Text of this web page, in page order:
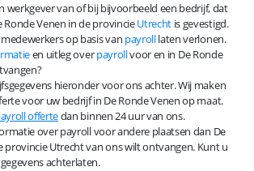
werkgever van of bij bijvoorbeeld een bedrijf, dat
Ronde Venen in de provincieUtrecht is gevestigd.
op basis van payrolllaten verlonen.
en uitleg overpayrollvoor en in De Ronde
hieronder voor ons achter. Wij maken
voor uw bedrijf in De Ronde Venen op maat.
offertedan binnen 24 uur van ons.
over payroll voor andere plaatsen dan De
provincie Utrecht van ons wilt ontvangen. Kunt u
achterlaten.